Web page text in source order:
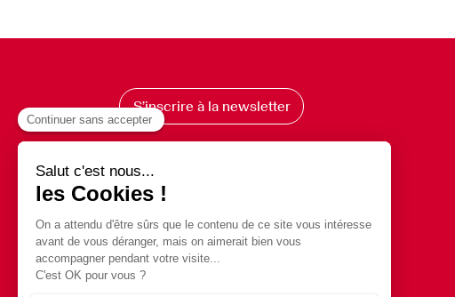
S’inscrire à la newsletter